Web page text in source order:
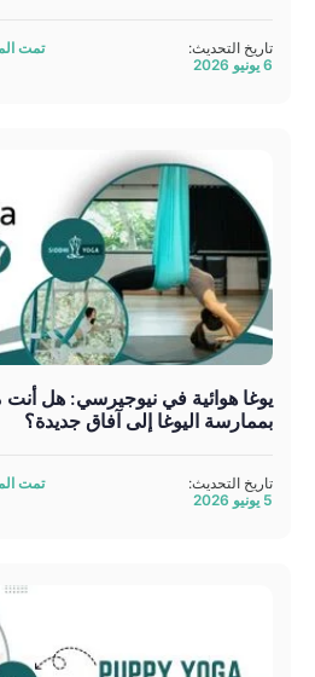
تاريخ التحديث:
6 يونيو 2026
تمت
يوغا هوائية في نيوجيرسي: هل أنت
بممارسة اليوغا إلى آفاق جديدة؟
تاريخ التحديث:
5 يونيو 2026
تمت